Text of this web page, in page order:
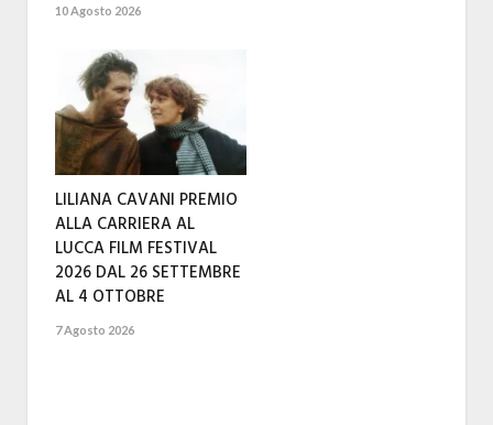
10 Agosto 2026
LILIANA CAVANI PREMIO
ALLA CARRIERA AL
LUCCA FILM FESTIVAL
2026 DAL 26 SETTEMBRE
AL 4 OTTOBRE
7 Agosto 2026